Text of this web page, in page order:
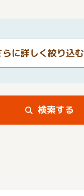
らに詳しく絞り込む
検索する